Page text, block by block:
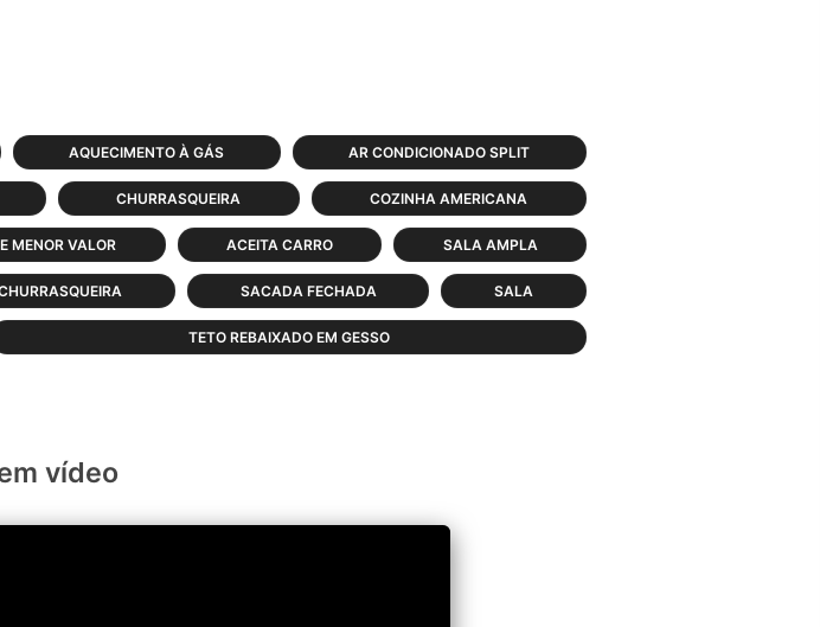
AQUECIMENTO À GÁS AR CONDICIONADO SPLIT
CHURRASQUEIRA COZINHA AMERICANA
MENOR VALOR ACEITA CARRO SALA AMPLA
SACADA FECHADA SALA
TETO REBAIXADO EM GESSO
vídeo